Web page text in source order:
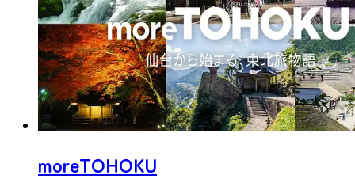
moreTOHOKU